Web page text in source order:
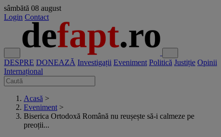
sâmbătă 08 august
Login Contact
DESPRE DONEAZĂ Investigații Eveniment Politică Justiție Opinii
Internațional
Acasă >
Eveniment >
Biserica Ortodoxă Română nu reușește să-i calmeze pe
preoții...